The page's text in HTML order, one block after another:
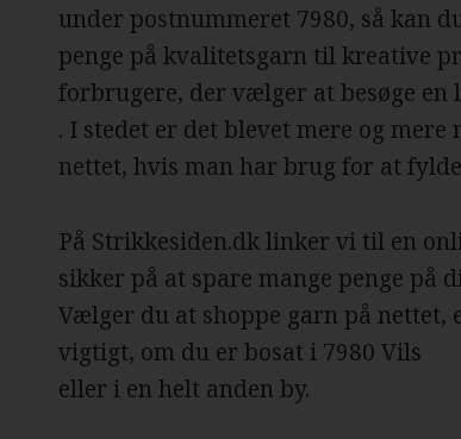
under postnummeret 7980, så kan
penge på kvalitetsgarn til kreative
forbrugere, der vælger at besøge
. I stedet er det blevet mere og
nettet, hvis man har brug for at
På Strikkesiden.dk linker vi til en
sikker på at spare mange penge på
Vælger du at shoppe garn på nettet,
vigtigt, om du er bosat i 7980 Vils
eller i en helt anden by.